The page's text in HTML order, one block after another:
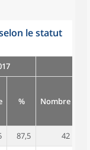
le statut
% Nombre
87,5 42